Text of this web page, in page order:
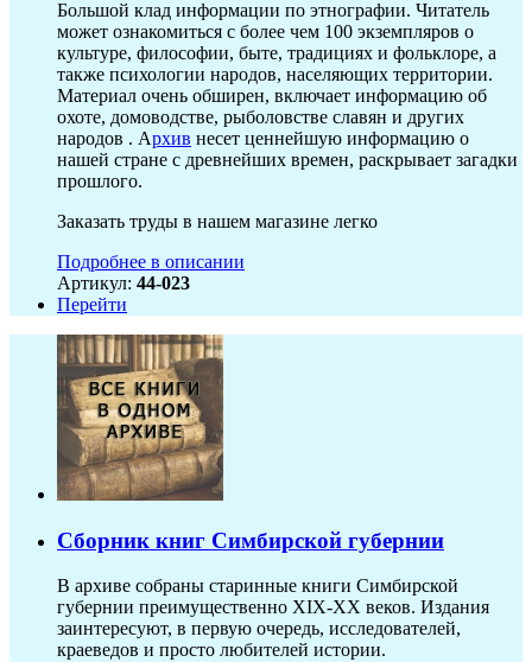
Большой клад информации по этнографии. Читатель
может ознакомиться с более чем 100 экземпляров о
культуре, философии, быте, традициях и фольклоре, а
также психологии народов, населяющих территории.
Материал очень обширен, включает информацию об
охоте, домоводстве, рыболовстве славян и других
народов . Архив несет ценнейшую информацию о
нашей стране с древнейших времен, раскрывает загадки
прошлого.
Заказать труды в нашем магазине легко
Подробнее в описании
Артикул: 44-023
Перейти
Сборник книг Симбирской губернии
В архиве собраны старинные книги Симбирской
губернии преимущественно XIX-ХХ веков. Издания
заинтересуют, в первую очередь, исследователей,
краеведов и просто любителей истории.